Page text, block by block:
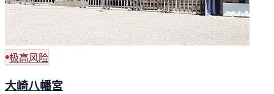
极高风险
大崎八幡宮